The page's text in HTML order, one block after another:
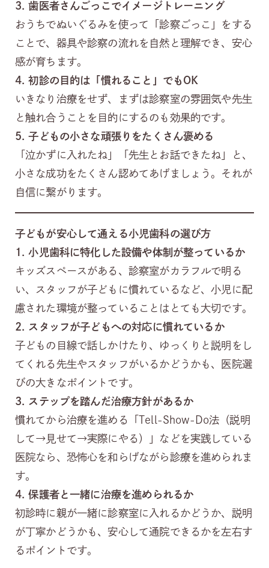
3.歯医者さんごっこでイメージトレーニング
おうちでぬいぐるみを使って「診察ごっこ」をする
ことで、器具や診察の流れを自然と理解でき、安心
感が育ちます。
4.初診の目的は「慣れること」でもOK
いきなり治療をせず、まずは診察室の雰囲気や先生
と触れ合うことを目的にするのも効果的です。
5.子どもの小さな頑張りをたくさん褒める
「泣かずに入れたね」「先生とお話できたね」と、
小さな成功をたくさん認めてあげましょう。それが
自信に繋がります。
子どもが安心して通える小児歯科の選び方
1.小児歯科に特化した設備や体制が整っているか
キッズスペースがある、診察室がカラフルで明る
い、スタッフが子どもに慣れているなど、小児に配
慮された環境が整っていることはとても大切です。
2. スタッフが子どもへの対応に慣れているか
子どもの目線で話しかけたり、ゆっくりと説明をし
てくれる先生やスタッフがいるかどうかも、医院選
びの大きなポイントです。
3. ステップを踏んだ治療方針があるか
慣れてから治療を進める「Tell-Show-Do法（説明
して→見せて→実際にやる）」などを実践している
医院なら、恐怖心を和らげながら診療を進められま
す。
4.保護者と一緒に治療を進められるか
初診時に親が一緒に診察室に入れるかどうか、説明
が丁寧かどうかも、安心して通院できるかを左右す
るポイントです。